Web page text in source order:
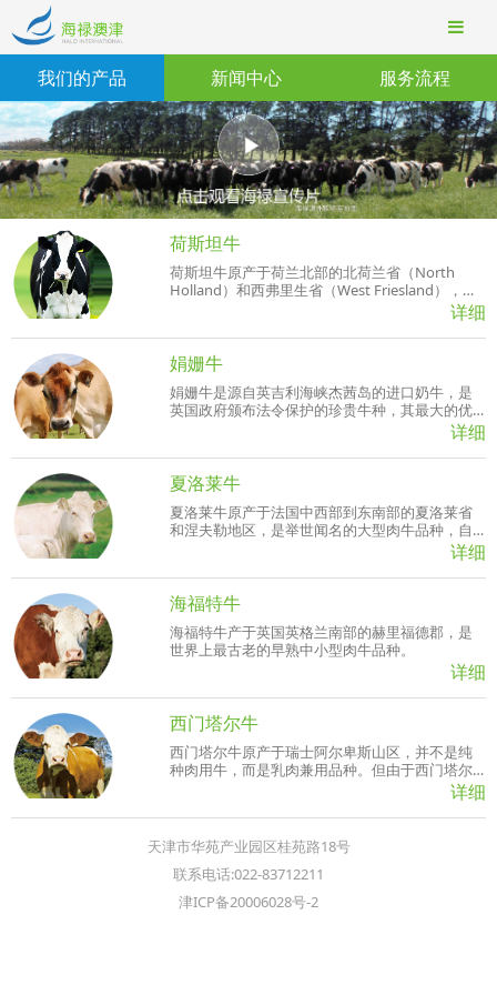
我们的产品 新闻中心 服务流程
荷斯坦牛
荷斯坦牛原产于荷兰北部的北荷兰省（North
Holland）和西弗里生省（West Friesland），其
后代分布到荷兰全国乃至法国北部以及德国的荷
详细
娟姗牛
娟姗牛是源自英吉利海峡杰茜岛的进口奶牛，是
英国政府颁布法令保护的珍贵牛种，其最大的优
点就是乳质浓厚，乳脂、乳蛋白含量均明显高于
详细
夏洛莱牛
夏洛莱牛原产于法国中西部到东南部的夏洛莱省
和涅夫勒地区，是举世闻名的大型肉牛品种，自
育成以来就以其生长快、肉量多、体型大、耐粗
放而受到国际市场的广泛欢迎，早已输往世界许
多国家。
详细
海福特牛
海福特牛产于英国英格兰南部的赫里福德郡，是
世界上最古老的早熟中小型肉牛品种。
详细
西门塔尔牛
西门塔尔牛原产于瑞士阿尔卑斯山区，并不是纯
种肉用牛，而是乳肉兼用品种。但由于西门塔尔
牛产乳量高，产肉性能也并不比专门化肉牛品种
差，役用性能也很好，是乳、肉、役兼用的大型
品种
详细
天津市华苑产业园区桂苑路18号
联系电话:022-83712211
津ICP备20006028号-2